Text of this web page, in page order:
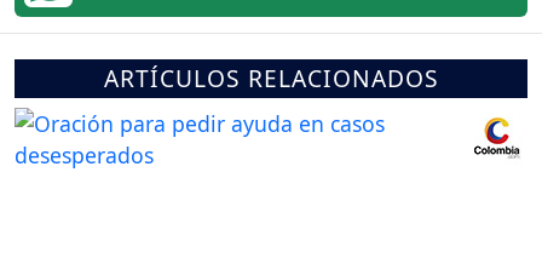
ARTÍCULOS RELACIONADOS